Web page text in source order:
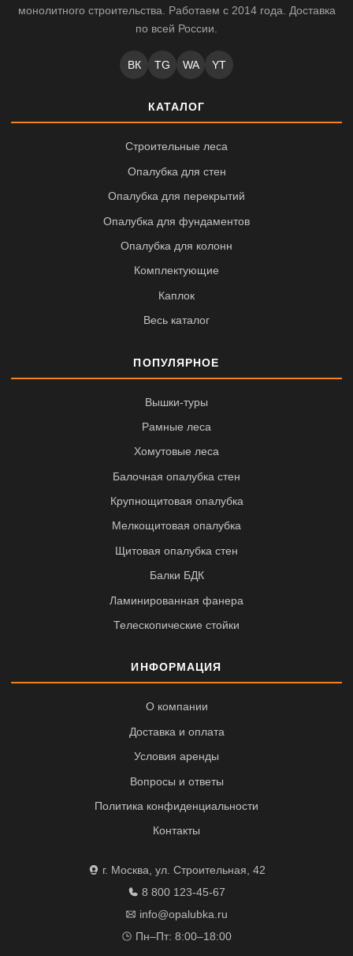
монолитного строительства. Работаем с 2014 года. Доставка
по всей России.
ВК TG WA YT
КАТАЛОГ
Строительные леса
Опалубка для стен
Опалубка для перекрытий
Опалубка для фундаментов
Опалубка для колонн
Комплектующие
Каплок
Весь каталог
ПОПУЛЯРНОЕ
Вышки-туры
Рамные леса
Хомутовые леса
Балочная опалубка стен
Крупнощитовая опалубка
Мелкощитовая опалубка
Щитовая опалубка стен
Балки БДК
Ламинированная фанера
Телескопические стойки
ИНФОРМАЦИЯ
О компании
Доставка и оплата
Условия аренды
Вопросы и ответы
Политика конфиденциальности
Контакты
г. Москва, ул. Строительная, 42
8 800 123-45-67
info@opalubka.ru
Пн–Пт: 8:00–18:00